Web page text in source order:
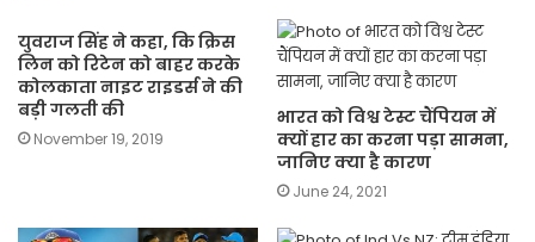
युवराज सिंह ने कहा, कि क्रिस
लिन को रिटेन को बाहर करके
कोलकाता नाइट राइडर्स ने की
बड़ी गलती की
November 19, 2019
भारत को विश्व टेस्ट चैंपियन में
क्यों हार का करना पड़ा सामना,
जानिए क्या है कारण
June 24, 2021